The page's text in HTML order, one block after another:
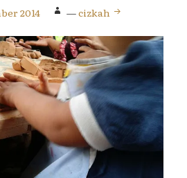
2014 —cizkah